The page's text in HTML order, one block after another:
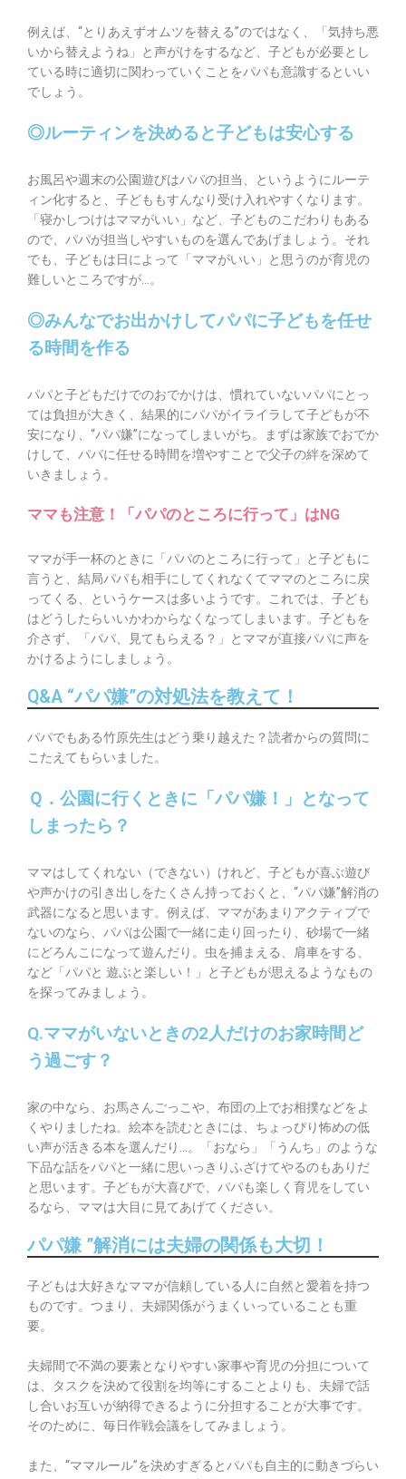
例えば、“とりあえずオムツを替える”のではなく、「気持ち悪
いから替えようね」と声がけをするなど、子どもが必要とし
ている時に適切に関わっていくことをパパも意識するといい
でしょう。
◎ルーティンを決めると子どもは安心する
お風呂や週末の公園遊びはパパの担当、というようにルーテ
ィン化すると、子どももすんなり受け入れやすくなります。
「寝かしつけはママがいい」など、子どものこだわりもある
ので、パパが担当しやすいものを選んであげましょう。それ
でも、子どもは日によって「ママがいい」と思うのが育児の
難しいところですが…。
◎みんなでお出かけしてパパに子どもを任せ
る時間を作る
パパと子どもだけでのおでかけは、慣れていないパパにとっ
ては負担が大きく、結果的にパパがイライラして子どもが不
安になり、“パパ嫌”になってしまいがち。まずは家族でおでか
けして、パパに任せる時間を増やすことで父子の絆を深めて
いきましょう。
ママも注意！「パパのところに行って」はNG
ママが手一杯のときに「パパのところに行って」と子どもに
言うと、結局パパも相手にしてくれなくてママのところに戻
ってくる、というケースは多いようです。これでは、子ども
はどうしたらいいかわからなくなってしまいます。子どもを
介さず、「パパ、見てもらえる？」とママが直接パパに声を
かけるようにしましょう。
Q&A “パパ嫌”の対処法を教えて！
パパでもある竹原先生はどう乗り越えた？読者からの質問に
こたえてもらいました。
Ｑ．公園に行くときに「パパ嫌！」となって
しまったら？
ママはしてくれない（できない）けれど、子どもが喜ぶ遊び
や声かけの引き出しをたくさん持っておくと、“パパ嫌”解消の
武器になると思います。例えば、ママがあまりアクティブで
ないのなら、パパは公園で一緒に走り回ったり、砂場で一緒
にどろんこになって遊んだり。虫を捕まえる、肩車をする、
など「パパと 遊ぶと楽しい！」と子どもが思えるようなもの
を探ってみましょう。
Q.ママがいないときの2人だけのお家時間ど
う過ごす？
家の中なら、お馬さんごっこや、布団の上でお相撲などをよ
くやりましたね。絵本を読むときには、ちょっぴり怖めの低
い声が活きる本を選んだり…。「おなら」「うんち」のような
下品な話をパパと一緒に思いっきりふざけてやるのもありだ
と思います。子どもが大喜びで、パパも楽しく育児をしてい
るなら、ママは大目に見てあげてください。
パパ嫌 ”解消には夫婦の関係も大切！
子どもは大好きなママが信頼している人に自然と愛着を持つ
ものです。つまり、夫婦関係がうまくいっていることも重
要。
夫婦間で不満の要素となりやすい家事や育児の分担について
は、タスクを決めて役割を均等にすることよりも、夫婦で話
し合いお互いが納得できるように分担することが大事です。
そのために、毎日作戦会議をしてみましょう。
また、“ママルール”を決めすぎるとパパも自主的に動きづらい